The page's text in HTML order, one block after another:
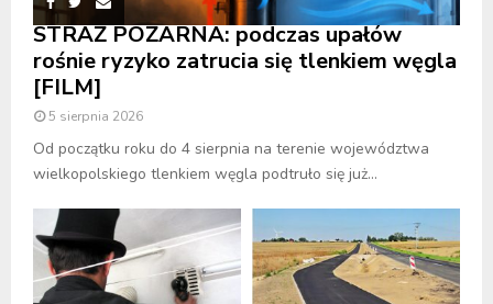
STRAŻ POŻARNA: podczas upałów
rośnie ryzyko zatrucia się tlenkiem węgla
[FILM]
5 sierpnia 2026
Od początku roku do 4 sierpnia na terenie województwa
wielkopolskiego tlenkiem węgla podtruło się już...